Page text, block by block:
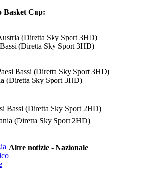
Basket Cup:
(Diretta Sky Sport 3HD)
(Diretta Sky Sport 3HD)
Bassi (Diretta Sky Sport 3HD)
(Diretta Sky Sport 3HD)
Bassi (Diretta Sky Sport 2HD)
(Diretta Sky Sport 2HD)
Altre notizie - Nazionale